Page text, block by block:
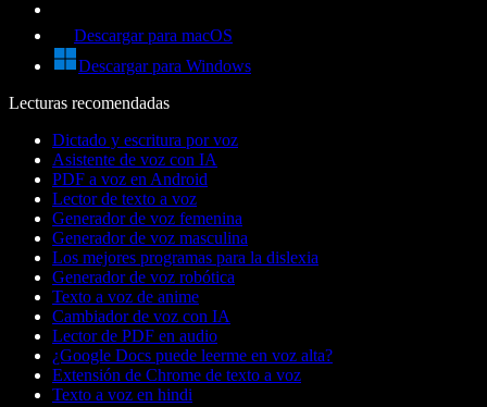
Descargar para macOS
Descargar para Windows
Lecturas recomendadas
Dictado y escritura por voz
Asistente de voz con IA
PDF a voz en Android
Lector de texto a voz
Generador de voz femenina
Generador de voz masculina
Los mejores programas para la dislexia
Generador de voz robótica
Texto a voz de anime
Cambiador de voz con IA
Lector de PDF en audio
¿Google Docs puede leerme en voz alta?
Extensión de Chrome de texto a voz
Texto a voz en hindi